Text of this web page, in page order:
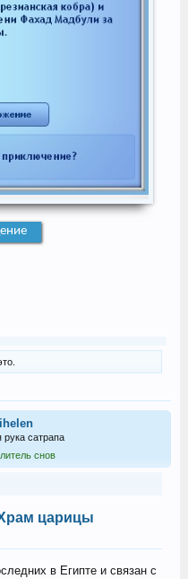
ihelen
рука сатрапа
снов
царицы
в Египте и связан с